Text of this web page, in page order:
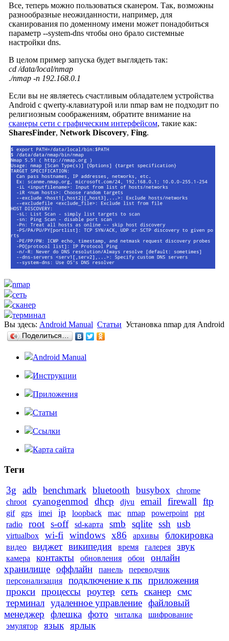
Все, теперь можно пользоваться сканером. Так, возможны
разнообразные неожиданности, например, для
сканирования по доменному имени может понадобиться
параметр --system-dns чтобы оно брало системные
настройки dns.
В целом пример запуска будет выглядеть так:
cd /data/local/nmap
./nmap-n 192.168.0.1
Если вы не являетесь счастливым обладателем устройства
Android с qwerty-клавиатурой или nmap вам не подходит по
религиозным соображениям, обратите внимание на
сканеры сети с графическим интерфейсом, такие как:
SharesFinder, Network Discovery, Fing.
nmap
сеть
сканер
терминал
Вы здесь: Android Manual Статьи Установка nmap для Android
Поделиться…
Android Manual
Инструкции
Приложения
Статьи
Ссылки
Карта сайта
Теги
3g
adb benchmark bluetooth busybox
chrome
chroot
cyanogenmod dhcp djvu email firewall ftp
gif gps imei ip loopback mac nmap powerpoint
ppt
radio
root s-off sd-карта smb sqlite ssh usb
virtualbox wi-fi windows x86 архивы блокировка
видео виджет википедия время галерея звук
камера контакты обновления обои
онлайн
хранилище оффлайн панель
переводчик
персонализация
подключение к пк приложения
прокси процессы роутер сеть сканер
смс
терминал удаленное управление файловый
менеджер
флешка фото читалка
шифрование
эмулятор
язык ярлык